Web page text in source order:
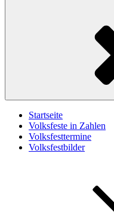
Startseite
Volksfeste in Zahlen
Volksfesttermine
Volksfestbilder